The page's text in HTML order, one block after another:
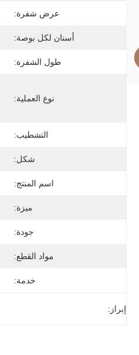
عرض شفرة:
أسنان لكل بوصة:
طول الشفرة:
نوع العملية:
التشطيب:
شكل:
اسم المنتج:
ميزة:
جودة:
مواد القطع:
خدمة:
إبراز: